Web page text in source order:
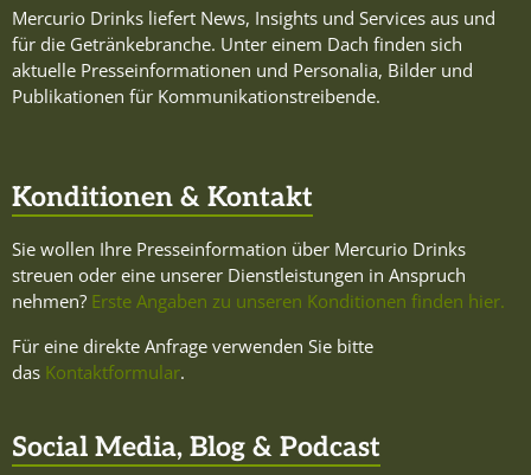
Mercurio Drinks liefert News, Insights und Services aus und
für die Getränkebranche. Unter einem Dach finden sich
aktuelle Presseinformationen und Personalia, Bilder und
Publikationen für Kommunikationstreibende.
Konditionen & Kontakt
Sie wollen Ihre Presseinformation über Mercurio Drinks
streuen oder eine unserer Dienstleistungen in Anspruch
nehmen? Erste Angaben zu unseren Konditionen finden hier.
Für eine direkte Anfrage verwenden Sie bitte
das Kontaktformular.
Social Media, Blog & Podcast